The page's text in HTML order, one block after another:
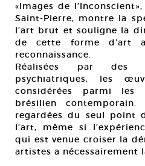
«Images de
Saint-Pierre, montre la
l’art brut et souligne la
de cette forme d’art
reconnaissance.
Réalisées par des
psychiatriques, les
considérées parmi
brésilien
regardées du seul point
l’art, même si
qui est venue croiser la
artistes a nécessairement